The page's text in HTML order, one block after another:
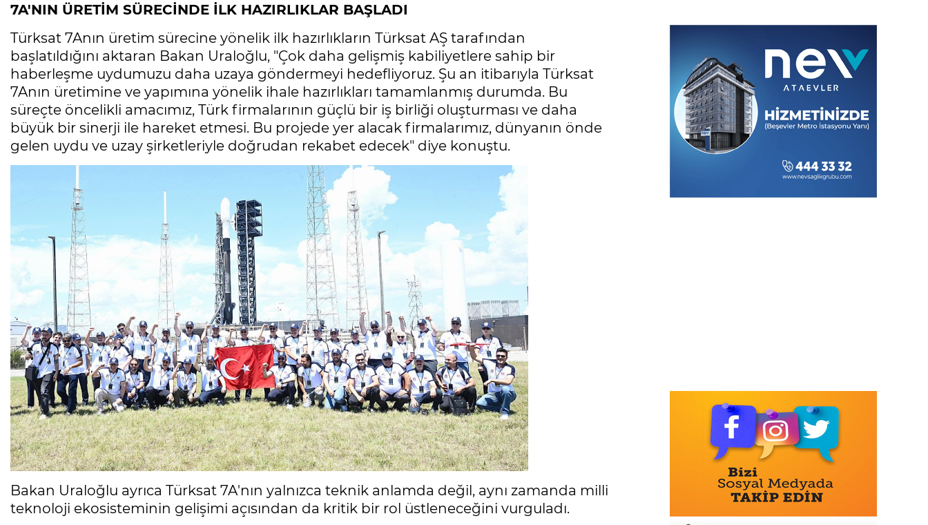
7A'NIN ÜRETİM SÜRECİNDE İLK HAZIRLIKLAR BAŞLADI
Türksat 7Anın üretim sürecine yönelik ilk hazırlıkların Türksat AŞ tarafından
başlatıldığını aktaran Bakan Uraloğlu, "Çok daha gelişmiş kabiliyetlere sahip bir
haberleşme uydumuzu daha uzaya göndermeyi hedefliyoruz. Şu an itibarıyla Türksat
7Anın üretimine ve yapımına yönelik ihale hazırlıkları tamamlanmış durumda. Bu
süreçte öncelikli amacımız, Türk firmalarının güçlü bir iş birliği oluşturması ve daha
büyük bir sinerji ile hareket etmesi. Bu projede yer alacak firmalarımız, dünyanın önde
gelen uydu ve uzay şirketleriyle doğrudan rekabet edecek" diye konuştu.
Bakan Uraloğlu ayrıca Türksat 7A'nın yalnızca teknik anlamda değil, aynı zamanda milli
teknoloji ekosisteminin gelişimi açısından da kritik bir rol üstleneceğini vurguladı.